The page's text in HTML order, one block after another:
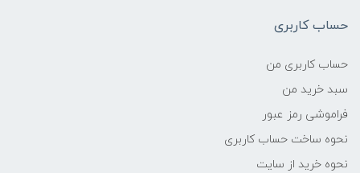
حساب کاربری
حساب کاربری من
سبد خرید من
فراموشی رمز عبور
نحوه ساخت حساب کاربری
نحوه خرید از سایت